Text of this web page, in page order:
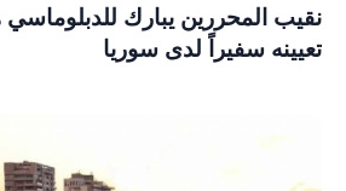
نقيب المحررين يبارك
تعيينه سفيراً لدى سوريا